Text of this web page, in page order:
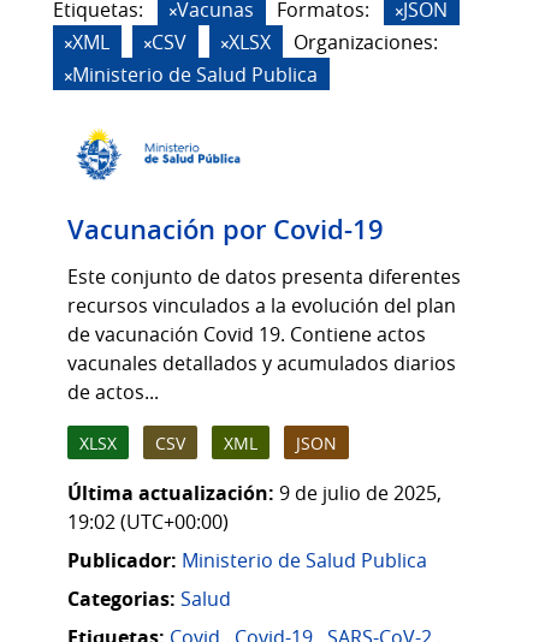
Etiquetas: Vacunas Formatos:
JSON
XML
CSV XLSX
Organizaciones:
Ministerio de Salud Publica
Vacunación por Covid-19
Este conjunto de datos presenta diferentes
recursos vinculados a la evolución del plan
de vacunación Covid 19. Contiene actos
vacunales detallados y acumulados diarios
de actos...
XLSX CSV XML JSON
Última actualización: 9 de julio de 2025,
19:02 (UTC+00:00)
Publicador: Ministerio de Salud Publica
Categorias: Salud